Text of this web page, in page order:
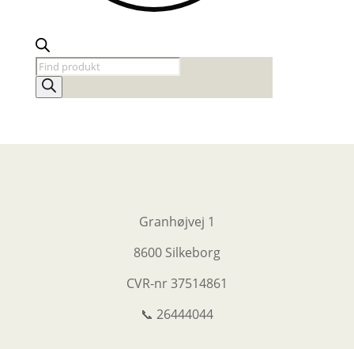
Products
search
Granhøjvej 1
8600 Silkeborg
CVR-nr37514861
📞 26444044